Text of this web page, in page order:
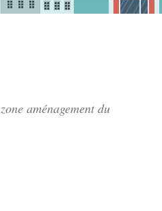
zone aménagement du
Épuisé